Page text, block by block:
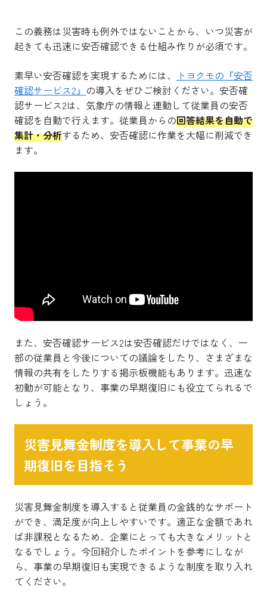
この義務は災害時も例外ではないことから、いつ災害が
起きても迅速に安否確認できる仕組み作りが必須です。
素早い安否確認を実現するためには、
トヨクモの『安否
確認サービス2』 の導入をぜひご検討ください。安否確
認サービス2は、気象庁の情報と連動して従業員の安否
確認を自動で行えます。従業員からの回答結果を自動で
集計・分析するため、安否確認に作業を大幅に削減でき
ます。
また、安否確認サービス2は安否確認だけではなく、一
部の従業員と今後についての議論をしたり、さまざまな
情報の共有をしたりする掲示板機能もあります。迅速な
初動が可能となり、事業の早期復旧にも役立てられるで
しょう。
災害見舞金制度を導入して事業の早
期復旧を目指そう
災害見舞金制度を導入すると従業員の金銭的なサポート
ができ、満足度が向上しやすいです。適正な金額であれ
ば非課税となるため、企業にとっても大きなメリットと
なるでしょう。今回紹介したポイントを参考にしなが
ら、事業の早期復旧も実現できるような制度を取り入れ
てください。